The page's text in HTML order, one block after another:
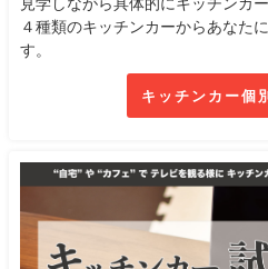
見学しながら具体的にキッチンカ
４種類のキッチンカーからあなた
す。
キッチンカー個